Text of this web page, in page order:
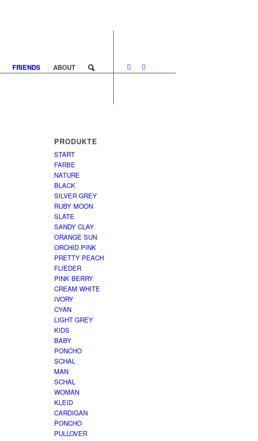
FRIENDS ABOUT
PRODUKTE
START
FARBE
NATURE
BLACK
SILVER GREY
RUBY MOON
SLATE
SANDY CLAY
ORANGE SUN
ORCHID PINK
PRETTY PEACH
FLIEDER
PINK BERRY
CREAM WHITE
IVORY
CYAN
LIGHT GREY
KIDS
BABY
PONCHO
SCHAL
MAN
SCHAL
WOMAN
KLEID
CARDIGAN
PONCHO
PULLOVER